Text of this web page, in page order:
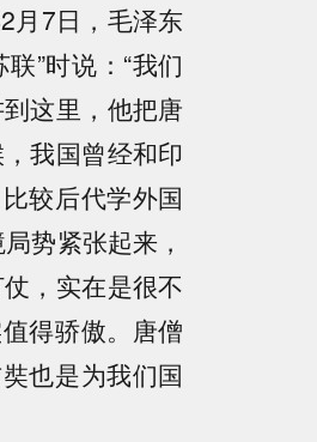
月7日，毛泽东
”时说：“我们
这里，他把唐
我国曾经和印
较后代学外国
势紧张起来，
，实在是很不
得骄傲。唐僧
也是为我们国